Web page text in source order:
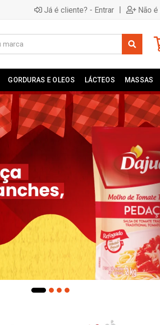
Já é cliente? - Entrar | Não
GORDURAS E OLEOS LÁCTEOS MASSAS